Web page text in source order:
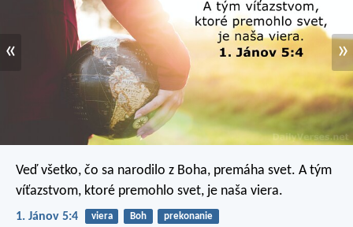
« »
Veď všetko, čo sa narodilo z Boha, premáha svet. A tým
víťazstvom, ktoré premohlo svet, je naša viera.
1. Jánov 5:4 viera Boh prekonanie